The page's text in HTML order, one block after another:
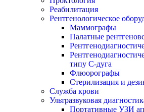
Реабилитация
Рентгенологическое
Маммографы
Палатные
типу С-дуга
Флюорографы
Стерилизация и
Служба крови
Ультразвуковая
Портативные УЗИ